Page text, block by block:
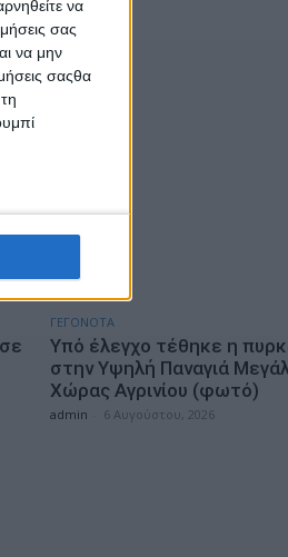
να
σας
να μην
σαςθα
ΓΕΓΟΝΟΤΑ
Υπό έλεγχο τέθηκε η
στην Υψηλή Παναγιά
Χώρας Αγρινίου (φωτό)
admin 6 Αυγούστου, 2026